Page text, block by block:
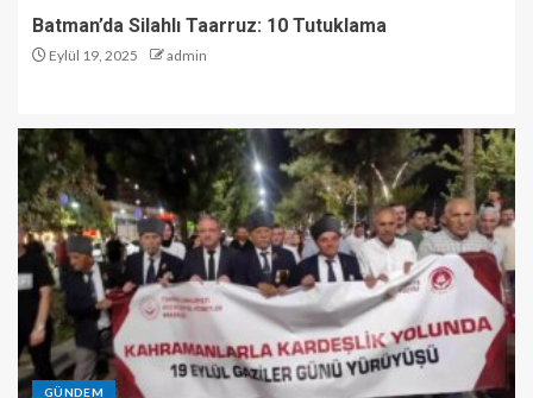
Batman’da Silahlı Taarruz: 10 Tutuklama
Eylül 19, 2025 admin
GÜNDEM